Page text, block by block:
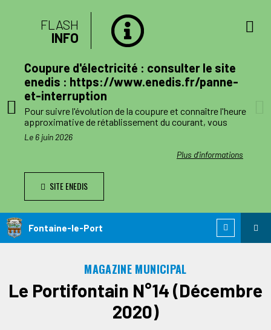
le
est
FLASH
INFO
Coupure d'électricité : consulter le site
enedis : https://www.enedis.fr/panne-
et-interruption
Plus d'informations
Pour suivre l'évolution de la coupure et connaître l'heure
approximative de rétablissement du courant, vous
pouvez consulter le site enedis.fr/panne-et-
interruption ou télécharger l'application Enedis à mes
côtés. Toutefois l'alimentation pourra être rétablie à
Le jour des travaux, si vous avez besoin d’information
complémentaire, vous pourrez nous joindre au numéro
Le 6 juin 2026
SITE ENEDIS
Fontaine-le-Port
MAGAZINE MUNICIPAL
Le Portifontain N°14 (Décembre
2020)